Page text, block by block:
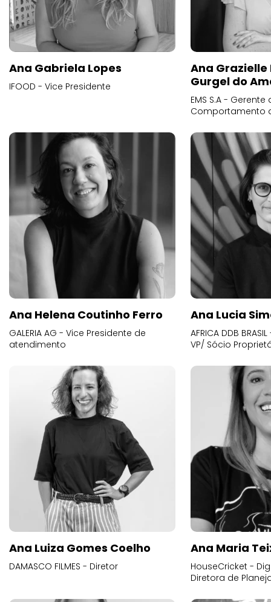
Ana Gabriela Lopes
IFOOD - Vice Presidente
Ana
Gurgel do
EMS S.A -
Comportamento
Ana Helena Coutinho Ferro
GALERIA AG - Vice Presidente de
atendimento
Ana Lucia
AFRICA DDB
VP/ Sócio
Ana Luiza Gomes Coelho
DAMASCO FILMES - Diretor
Ana Maria
HouseCricket -
Diretora de